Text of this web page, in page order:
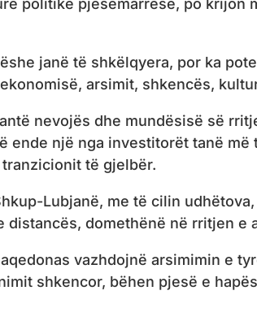
politike pjesëmarrëse, po krijon
janë të shkëlqyera, por ka
arsimit, shkencës,
nevojës dhe mundësisë së
ende një nga investitorët tanë më
të gjelbër.
Lubjanë, me të cilin udhëtova,
domethënë në rritjen e
vazhdojnë arsimimin e
shkencor, bëhen pjesë e